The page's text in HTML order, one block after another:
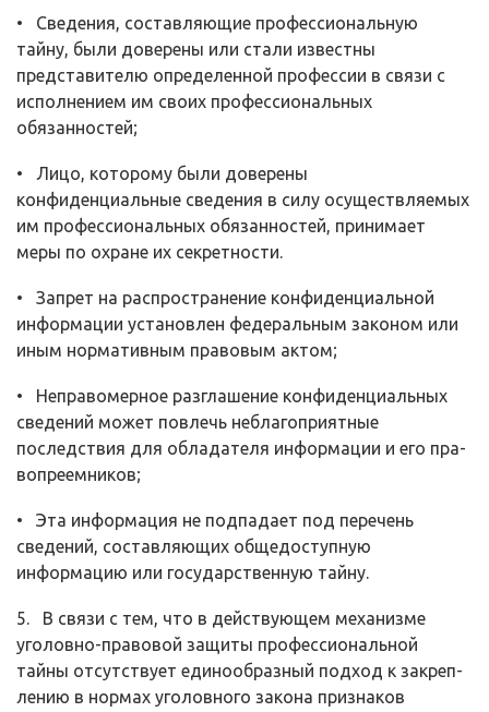
• Сведения, составляющие профессиональную
тайну, были доверены или стали известны
представителю определенной профессии в связи с
испол­нением им своих профессиональных
обязанностей;
• Лицо, которому были доверены
конфиденциальные сведения в силу осуществляемых
им профессиональных обязанностей, принимает
меры по охране их секретности.
• Запрет на распространение конфиденциальной
информации установ­лен федеральным законом или
иным нормативным правовым актом;
• Неправомерное разглашение конфиденциальных
сведений может по­влечь неблагоприятные
последствия для обладателя информации и его пра­
вопреемников;
• Эта информация не подпадает под перечень
сведений, составляющих общедоступную
информацию или государственную тайну.
5. В связи с тем, что в действующем механизме
уголовно-правовой за­щиты профессиональной
тайны отсутствует единообразный подход к закреп­
лению в нормах уголовного закона признаков